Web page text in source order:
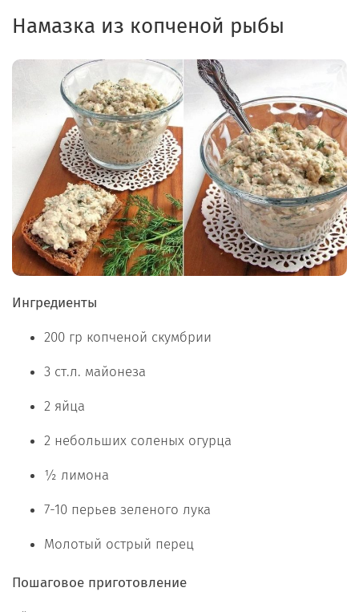
Намазка из копченой рыбы
Ингредиенты
200 гр копченой скумбрии
3 ст.л. майонеза
2 яйца
2 небольших соленых огурца
½ лимона
7-10 перьев зеленого лука
Молотый острый перец
Пошаговое приготовление